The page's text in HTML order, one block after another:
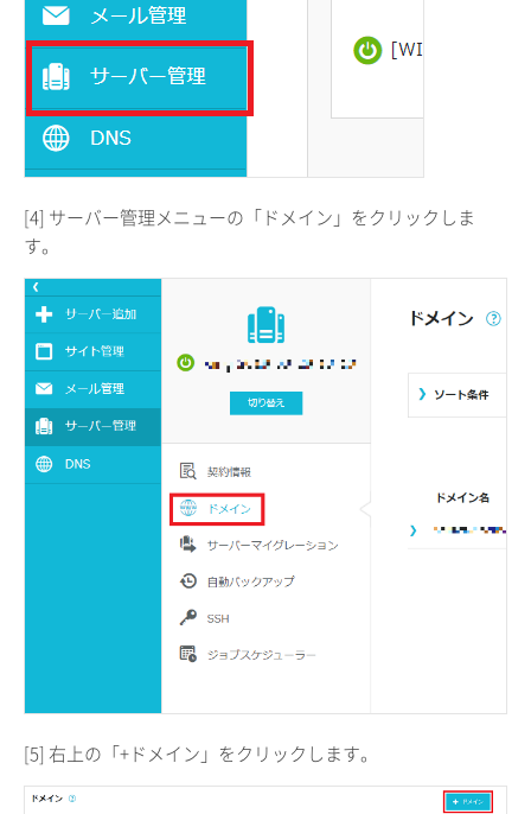
[4] サーバー管理メニューの「ドメイン」をクリックしま
す。
[5] 右上の「+ドメイン」をクリックします。